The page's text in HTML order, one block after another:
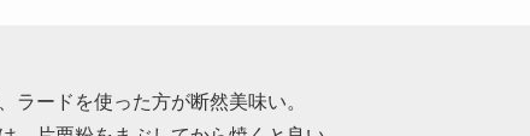
ラードを使った方が断然美味い。